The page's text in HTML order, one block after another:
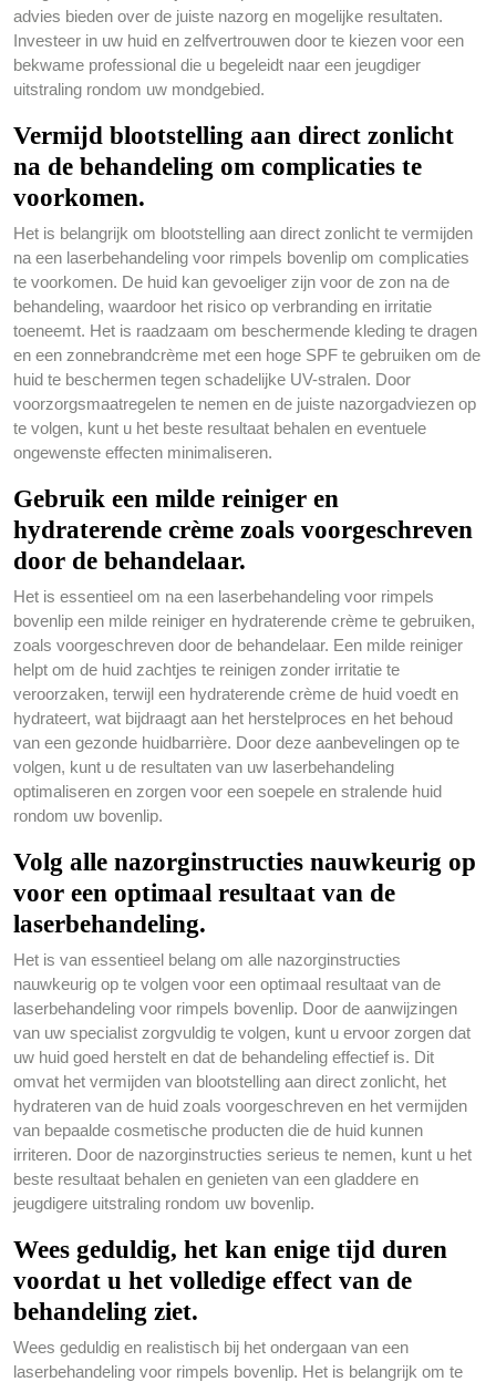
advies bieden over de juiste nazorg en mogelijke resultaten.
Investeer in uw huid en zelfvertrouwen door te kiezen voor een
bekwame professional die u begeleidt naar een jeugdiger
uitstraling rondom uw mondgebied.
Vermijd blootstelling aan direct zonlicht
na de behandeling om complicaties te
voorkomen.
Het is belangrijk om blootstelling aan direct zonlicht te vermijden
na een laserbehandeling voor rimpels bovenlip om complicaties
te voorkomen. De huid kan gevoeliger zijn voor de zon na de
behandeling, waardoor het risico op verbranding en irritatie
toeneemt. Het is raadzaam om beschermende kleding te dragen
en een zonnebrandcrème met een hoge SPF te gebruiken om de
huid te beschermen tegen schadelijke UV-stralen. Door
voorzorgsmaatregelen te nemen en de juiste nazorgadviezen op
te volgen, kunt u het beste resultaat behalen en eventuele
ongewenste effecten minimaliseren.
Gebruik een milde reiniger en
hydraterende crème zoals voorgeschreven
door de behandelaar.
Het is essentieel om na een laserbehandeling voor rimpels
bovenlip een milde reiniger en hydraterende crème te gebruiken,
zoals voorgeschreven door de behandelaar. Een milde reiniger
helpt om de huid zachtjes te reinigen zonder irritatie te
veroorzaken, terwijl een hydraterende crème de huid voedt en
hydrateert, wat bijdraagt aan het herstelproces en het behoud
van een gezonde huidbarrière. Door deze aanbevelingen op te
volgen, kunt u de resultaten van uw laserbehandeling
optimaliseren en zorgen voor een soepele en stralende huid
rondom uw bovenlip.
Volg alle nazorginstructies nauwkeurig op
voor een optimaal resultaat van de
laserbehandeling.
Het is van essentieel belang om alle nazorginstructies
nauwkeurig op te volgen voor een optimaal resultaat van de
laserbehandeling voor rimpels bovenlip. Door de aanwijzingen
van uw specialist zorgvuldig te volgen, kunt u ervoor zorgen dat
uw huid goed herstelt en dat de behandeling effectief is. Dit
omvat het vermijden van blootstelling aan direct zonlicht, het
hydrateren van de huid zoals voorgeschreven en het vermijden
van bepaalde cosmetische producten die de huid kunnen
irriteren. Door de nazorginstructies serieus te nemen, kunt u het
beste resultaat behalen en genieten van een gladdere en
jeugdigere uitstraling rondom uw bovenlip.
Wees geduldig, het kan enige tijd duren
voordat u het volledige effect van de
behandeling ziet.
Wees geduldig en realistisch bij het ondergaan van een
laserbehandeling voor rimpels bovenlip. Het is belangrijk om te